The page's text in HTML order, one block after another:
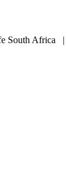
South Africa